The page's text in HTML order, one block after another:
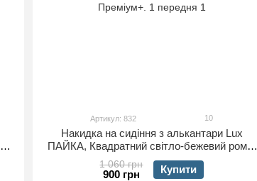
Артикул: 832 10
Накидка на сидіння з алькантари Lux
ПАЙКА, Квадратний світло-бежевий ромб.
Преміум+. 1 передня
1 060 грн
900 грн Купити